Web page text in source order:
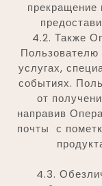
прекращение
4.2. Также
Пользователю
услугах,
событиях.
от
направив
почты с
4.3.